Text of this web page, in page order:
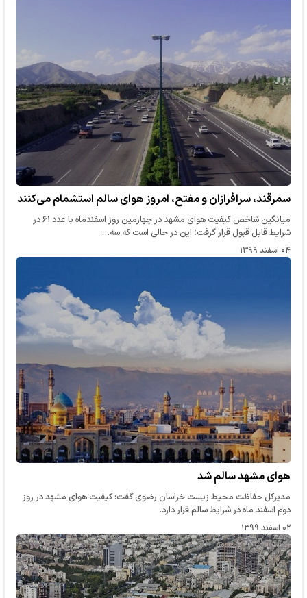
سمرقند، سرافرازان و مفتح، امروز هوای سالم استشمام می‌کنند
میانگین شاخص کیفیت هوای مشهد در چهارمین روز اسفندماه با عدد ۶۱ در
شرایط قابل قبول قرار گرفت؛ این در حالی است که سه…
۰۴ اسفند ۱۳۹۹
هوای مشهد سالم شد
مدیرکل حفاظت محیط زیست خراسان رضوی گفت: کیفیت هوای مشهد در روز
دوم اسفند ماه در شرایط سالم قرار دارد.
۰۲ اسفند ۱۳۹۹